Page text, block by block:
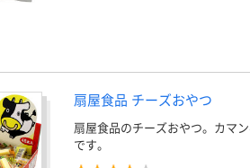
扇屋食品 チーズおやつ
扇屋食品のチーズおやつ。カマ
です。